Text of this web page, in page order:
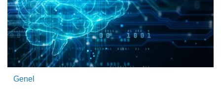
Genel